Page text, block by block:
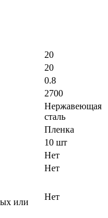
20
20
0.8
2700
Нержавеющая
сталь
Пленка
10 шт
Нет
Нет
или
Нет